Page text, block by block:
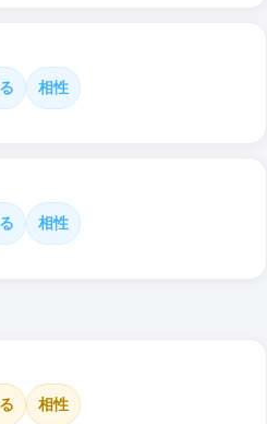
相性
相性
相性